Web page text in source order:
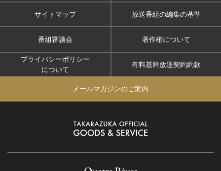
サイトマップ 放送番組の編集の基準
番組審議会 著作権について
プライバシーポリシー
について
有料基幹放送契約約款
メールマガジンのご案内